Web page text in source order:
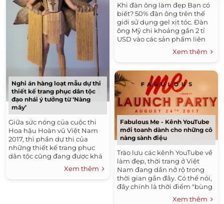
Nghi án hàng loạt mẫu dự thi
thiết kế trang phục dân tộc
đạo nhái ý tưởng từ ‘Nàng
mây’
Giữa sức nóng của cuộc thi
Hoa hậu Hoàn vũ Việt Nam
2017, thì phần dự thi của
những thiết kế trang phục
dân tộc cũng đang được khá
nhiều người quan tâm. Hiện
Xem thêm
Khi đàn ông làm đẹp Bạn có
biết? 50% đàn ông trên thế
giới sử dụng gel xịt tóc. Đàn
ông Mỹ chi khoảng gần 2 tỉ
USD vào các sản phẩm liên
Xem thêm
Fabulous Me - Kênh YouTube
mới toanh dành cho những cô
nàng sành điệu
Trào lưu các kênh YouTube về
làm đẹp, thời trang ở Việt
Nam đang dần nở rộ trong
thời gian gần đây. Có thể nói,
đây chính là thời điểm "bùng
nổ" của các beauty bloggers,
Xem thêm